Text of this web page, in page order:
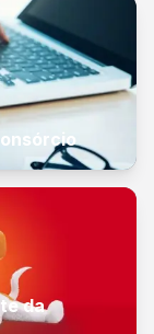
da